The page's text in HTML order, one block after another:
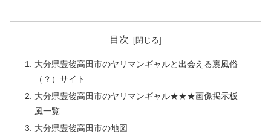
目次
大分県豊後高田市のヤリマンギャルと出会える裏風俗
（？）サイト
大分県豊後高田市のヤリマンギャル★★★画像掲示板
風一覧
大分県豊後高田市の地図